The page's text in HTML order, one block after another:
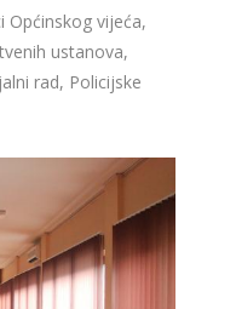
Općinskog vijeća,
ustanova,
rad, Policijske